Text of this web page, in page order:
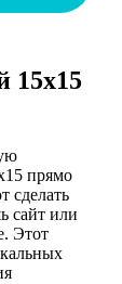
15х15
прямо
сделать
сайт или
Этот